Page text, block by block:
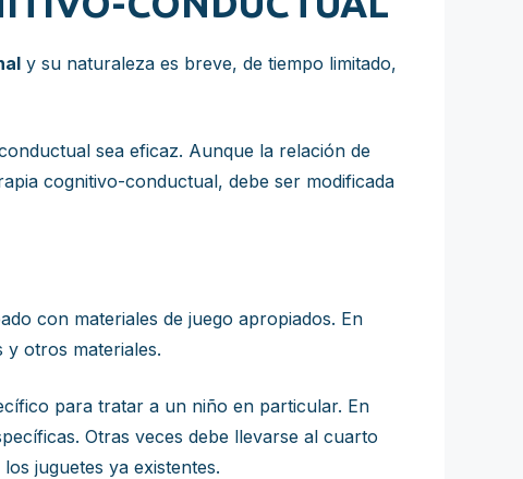
y su naturaleza es breve, de tiempo limitado,
sea eficaz. Aunque la relación de
cognitivo-conductual, debe ser modificada
con materiales de juego apropiados. En
y otros materiales.
para tratar a un niño en particular. En
Otras veces debe llevarse al cuarto
juguetes ya existentes.